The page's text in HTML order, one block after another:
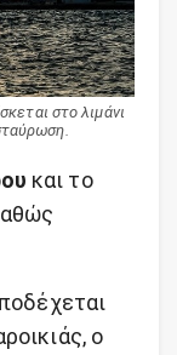
στο λιμάνι
και το
ο